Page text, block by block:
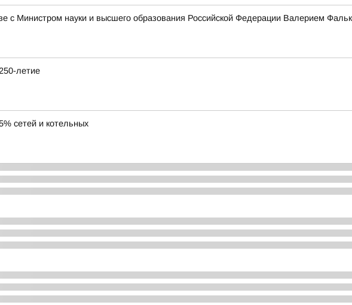
с Министром науки и высшего образования Российской Федерации Валерием
летие
сетей и котельных